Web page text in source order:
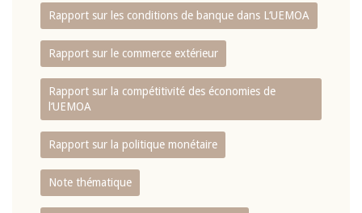
Rapport sur les conditions de banque dans L‘UEMOA
Rapport sur le commerce extérieur
Rapport sur la compétitivité des économies de
l‘UEMOA
Rapport sur la politique monétaire
Note thématique